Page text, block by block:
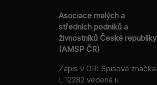
Asociace malých a
středních podniků a
živnostníků České republiky
(AMSP ČR)
Zápis v OR: Spisová značka
L 12282 vedená u